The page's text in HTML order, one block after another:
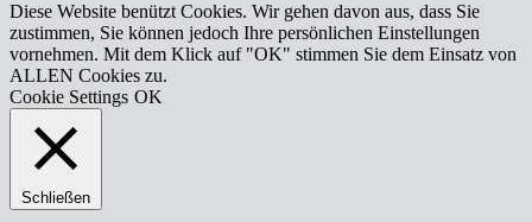
Diese Website benützt Cookies. Wir gehen davon aus, dass Sie
zustimmen, Sie können jedoch Ihre persönlichen Einstellungen
vornehmen. Mit dem Klick auf "OK" stimmen Sie dem Einsatz von
ALLEN Cookies zu.
Cookie Settings OK
Schließen